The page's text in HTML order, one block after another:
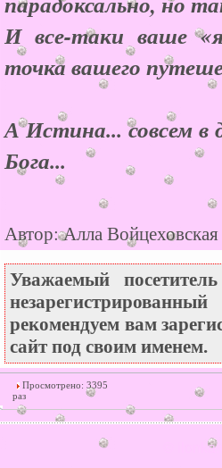
И все-таки ваше
точка вашего
А Истина... совсем в
Бога...
Автор: Алла Войцеховская
Уважаемый
рекомендуем вам
сайт под своим именем.
Просмотрено: 3395
раз
©